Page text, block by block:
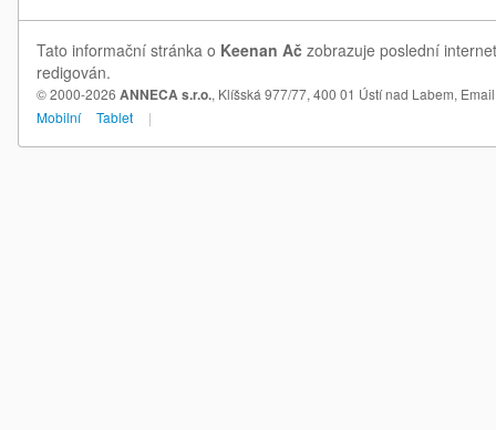
Tato informační stránka o Keenan Ač zobrazuje poslední
redigován.
© 2000-2026 ANNECA s.r.o., Klíšská 977/77, 400 01 Ústí nad Labem,
Mobilní
Tablet |